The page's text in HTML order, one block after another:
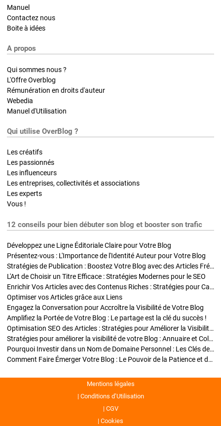
Manuel
Contactez nous
Boite à idées
A propos
Qui sommes nous ?
L'Offre Overblog
Rémunération en droits d'auteur
Webedia
Manuel d'Utilisation
Qui utilise OverBlog ?
Les créatifs
Les passionnés
Les influenceurs
Les entreprises, collectivités et associations
Les experts
Vous !
12 conseils pour bien débuter son blog et booster son trafic
Développez une Ligne Éditoriale Claire pour Votre Blog
Présentez-vous : L'Importance de l'Identité Auteur pour Votre Blog
Stratégies de Publication : Boostez Votre Blog avec des Articles Fréquents et Exclusifs
L'Art de Choisir un Titre Efficace : Stratégies Modernes pour le SEO
Enrichir Vos Articles avec des Contenus Riches : Stratégies pour Captiver et Optimiser
Optimiser vos Articles grâce aux Liens
Engagez la Conversation pour Accroître la Visibilité de Votre Blog
Amplifiez la Portée de Votre Blog : Le partage est la clé du succès !
Optimisation SEO des Articles : Stratégies pour Améliorer la Visibilité de Votre Blog
Stratégies pour améliorer la visibilité de votre Blog : Annuaire et Collaborations
Pourquoi Investir dans un Nom de Domaine Personnel : Les Clés de la Réussite de Votre Blog
Comment Faire Émerger Votre Blog : Le Pouvoir de la Patience et de la Persévérance
Mentions légales
Conditions d’Utilisation
CGV
Cookies